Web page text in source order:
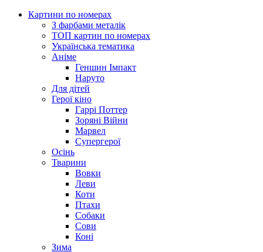
Картини по номерах
З фарбами металік
ТОП картин по номерах
Українська тематика
Аніме
Геншин Імпакт
Наруто
Для дітей
Герої кіно
Гаррі Поттер
Зоряні Війни
Марвел
Супергерої
Осінь
Тварини
Вовки
Леви
Коти
Птахи
Собаки
Сови
Коні
Зима